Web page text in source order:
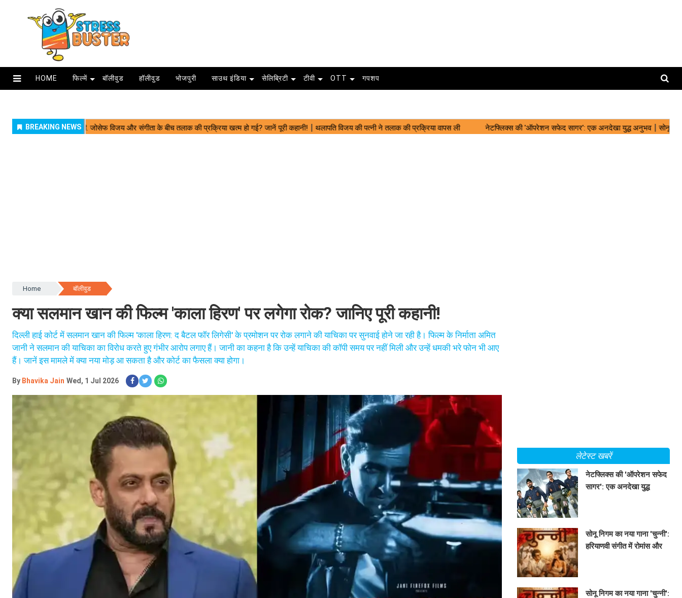
HOME फिल्में बॉलीवुड हॉलीवुड भोजपुरी साउथ इंडिया सेलिब्रिटी टीवी OTT गपशप
Home बॉलीवुड
क्या सलमान खान की फिल्म 'काला हिरण' पर लगेगा रोक? जानिए पूरी कहानी!
दिल्ली हाई कोर्ट में सलमान खान की फिल्म 'काला हिरण: द बैटल फॉर लिगेसी' के प्रमोशन पर रोक लगाने की याचिका पर सुनवाई होने जा रही है। फिल्म के निर्माता अमित
जानी ने सलमान की याचिका का विरोध करते हुए गंभीर आरोप लगाए हैं। जानी का कहना है कि उन्हें याचिका की कॉपी समय पर नहीं मिली और उन्हें धमकी भरे फोन भी आए
हैं। जानें इस मामले में क्या नया मोड़ आ सकता है और कोर्ट का फैसला क्या होगा।
By Bhavika Jain Wed, 1 Jul 2026
लेटेस्ट खबरें
नेटफ्लिक्स की 'ऑपरेशन सफेद
सागर': एक अनदेखा युद्ध
सोनू निगम का नया गाना 'चुन्नी':
हरियाणवी संगीत में रोमांस और
सोनू निगम का नया गाना 'चुन्नी':